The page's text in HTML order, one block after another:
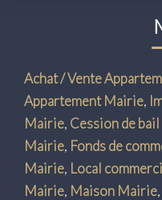
Créer une alerte
Achat / Vente
Appartement Mairie,
Mairie, Cession de
Mairie, Fonds de
Mairie, Local
Mairie, Maison Mairie,